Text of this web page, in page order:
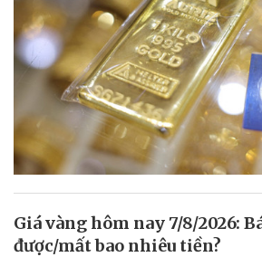
Giá vàng hôm nay 7/8/2026:
được/mất bao nhiêu tiền?